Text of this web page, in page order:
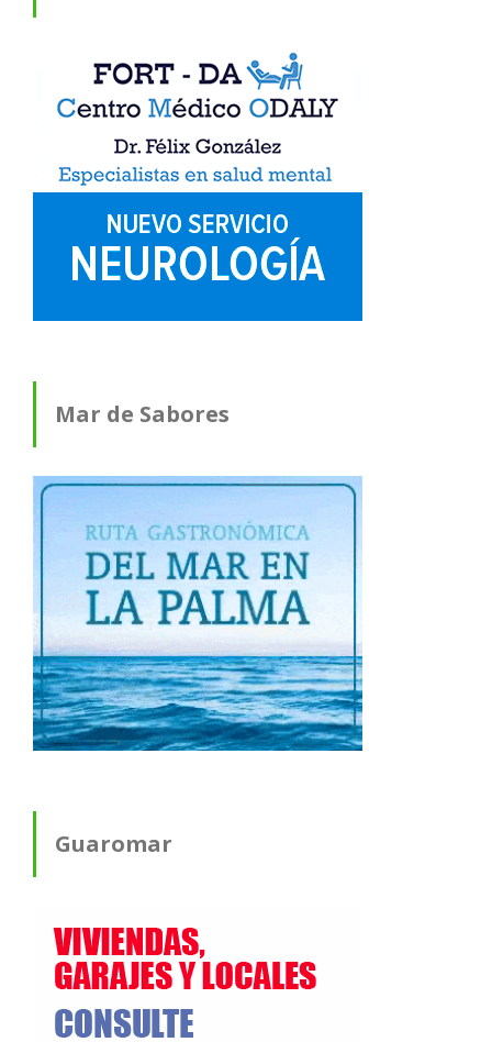
Mar de Sabores
Guaromar